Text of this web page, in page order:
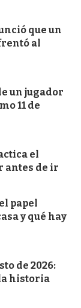
que un
al
un jugador
11 de
el
antes de ir
papel
y qué hay
de 2026:
historia